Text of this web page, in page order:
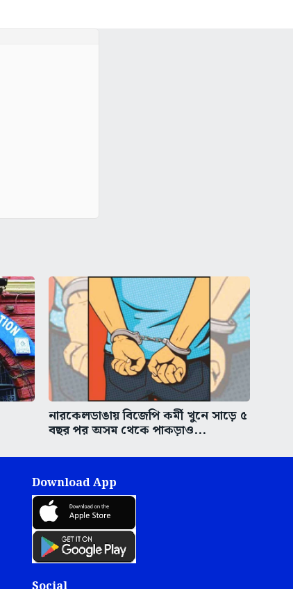
নারকেলডাঙায় বিজেপি কর্মী খুনে সাড়ে ৫
বছর পর অসম থেকে পাকড়াও...
Download App